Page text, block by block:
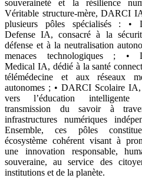
souveraineté et la résilience
Véritable structure-mère, DARCI
plusieurs pôles spécialisés : •
Defense IA, consacré à la
défense et à la neutralisation
menaces technologiques ; •
Medical IA, dédié à la santé
télémédecine et aux réseaux
autonomes ; • DARCI Scolaire
vers l’éducation
transmission du savoir à
infrastructures numériques
Ensemble, ces pôles
écosystème cohérent visant à
une innovation responsable,
souveraine, au service des
institutions et de la planète.